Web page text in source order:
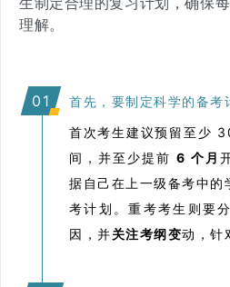
理解。
0 1
首先，要制定科学的备考
首次考生建议预留至少
间，并至少提前6 个月
据自己在上一级备考中的
考计划。重考考生则要
因，并关注考纲变动，针